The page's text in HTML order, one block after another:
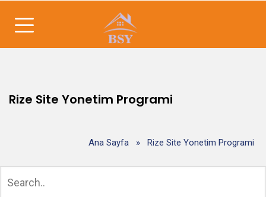
Rize Site Yonetim Programi
Ana Sayfa » Rize Site Yonetim Programi